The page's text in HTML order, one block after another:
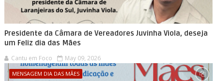
Presidente da Câmara de Vereadores Juvinha Viola, deseja
um Feliz dia das Mães
Cantu em Foco May 09, 2026
MENSAGEM DIA DAS MÃES